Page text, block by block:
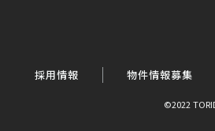
採用情報 物件情報募集
©2022